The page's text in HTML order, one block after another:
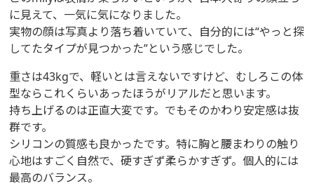
に見えて、一気に気になりました。
実物の顔は写真より落ち着いていて、自分的には“やっと探
してたタイプが見つかった”という感じでした。
重さは43kgで、軽いとは言えないですけど、むしろこの体
型ならこれくらいあったほうがリアルだと思います。
持ち上げるのは正直大変です。でもそのかわり安定感は抜
群です。
シリコンの質感も良かったです。特に胸と腰まわりの触り
心地はすごく自然で、硬すぎず柔らかすぎず。個人的には
最高のバランス。